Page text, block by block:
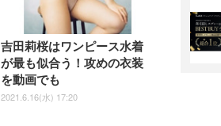
吉田莉桜はワンピース水着
が最も似合う！攻めの衣装
を動画でも
2021.6.16(水) 17:20